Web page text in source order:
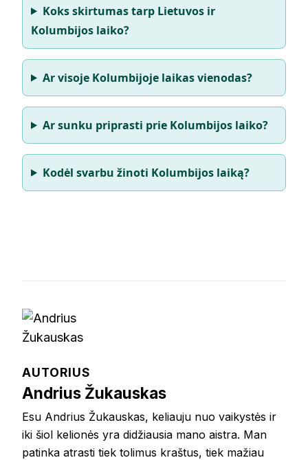
Koks skirtumas tarp Lietuvos ir
Kolumbijos laiko?
Ar visoje Kolumbijoje laikas vienodas?
Ar sunku priprasti prie Kolumbijos laiko?
Kodėl svarbu žinoti Kolumbijos laiką?
AUTORIUS
Andrius Žukauskas
Esu Andrius Žukauskas, keliauju nuo vaikystės ir
iki šiol kelionės yra didžiausia mano aistra. Man
patinka atrasti tiek tolimus kraštus, tiek mažiau